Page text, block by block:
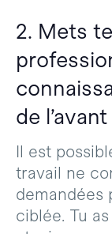
2. Mets
de l’avant
Il est
travail ne
demandées
ciblée. Tu